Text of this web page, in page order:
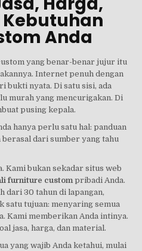
Anda
yang benar-benar jujur itu
Internet penuh dengan
bukti nyata. Di satu sisi, ada
murah yang mencurigakan. Di
pusing kepala.
hanya perlu satu hal: panduan
berasal dari sumber yang tahu
Kami bukan sekadar situs web
furniture custompribadi Anda.
dari 30 tahun di lapangan,
satu tujuan: menyaring semua
Kami memberikan Anda intinya.
jasa, harga, dan material.
yang wajib Anda ketahui, mulai